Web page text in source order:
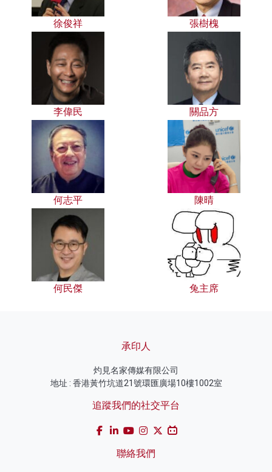
徐俊祥 張樹槐
李偉民 關品方
何志平 陳晴
何民傑 兔主席
承印人
灼見名家傳媒有限公司
地址 : 香港黃竹坑道21號環匯廣場10樓1002室
追蹤我們的社交平台
聯絡我們